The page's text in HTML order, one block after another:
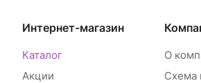
Интернет-магазин
Каталог
Акции
О
Схема